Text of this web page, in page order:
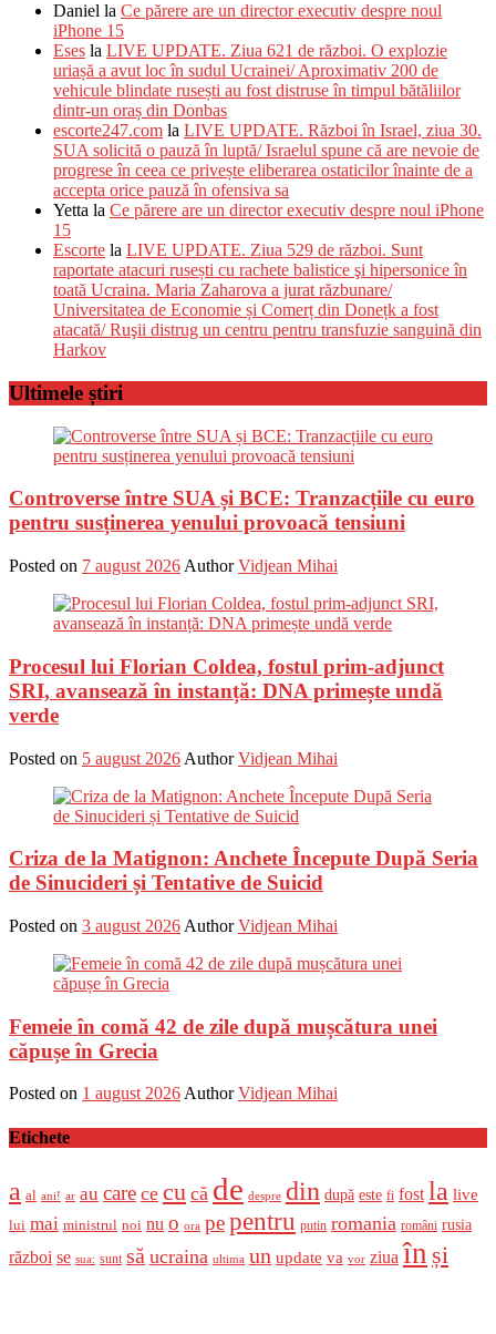
Daniel la Ce părere are un director executiv despre noul
iPhone 15
Eses la LIVE UPDATE. Ziua 621 de război. O explozie
uriașă a avut loc în sudul Ucrainei/ Aproximativ 200 de
vehicule blindate rusești au fost distruse în timpul bătăliilor
dintr-un oraș din Donbas
escorte247.com la LIVE UPDATE. Război în Israel, ziua 30.
SUA solicită o pauză în luptă/ Israelul spune că are nevoie de
progrese în ceea ce privește eliberarea ostaticilor înainte de a
accepta orice pauză în ofensiva sa
Yetta la Ce părere are un director executiv despre noul iPhone
15
Escorte la LIVE UPDATE. Ziua 529 de război. Sunt
raportate atacuri rusești cu rachete balistice şi hipersonice în
toată Ucraina. Maria Zaharova a jurat răzbunare/
Universitatea de Economie și Comerț din Donețk a fost
atacată/ Ruşii distrug un centru pentru transfuzie sanguină din
Harkov
Ultimele știri
Controverse între SUA și BCE: Tranzacțiile cu euro
pentru susținerea yenului provoacă tensiuni
Posted on 7 august 2026 Author Vidjean Mihai
Procesul lui Florian Coldea, fostul prim-adjunct
SRI, avansează în instanță: DNA primește undă
verde
Posted on 5 august 2026 Author Vidjean Mihai
Criza de la Matignon: Anchete Începute După Seria
de Sinucideri și Tentative de Suicid
Posted on 3 august 2026 Author Vidjean Mihai
Femeie în comă 42 de zile după mușcătura unei
căpușe în Grecia
Posted on 1 august 2026 Author Vidjean Mihai
Etichete
a al ani! ar au care ce cu că de despre din după este fi fost la live
lui mai ministrul noi nu o ora pepentru putin romania români rusia
război se sua: sunt să ucraina ultima un update va vor ziua în și